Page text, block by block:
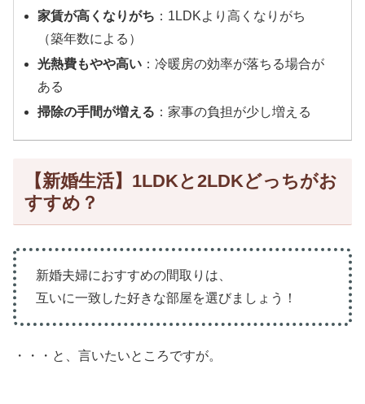
家賃が高くなりがち ：1LDKより高くなりがち
（築年数による）
光熱費もやや高い ：冷暖房の効率が落ちる場合が
ある
掃除の手間が増える ：家事の負担が少し増える
【新婚生活】1LDKと2LDKどっちがお
すすめ？
新婚夫婦におすすめの間取りは、
互いに一致した好きな部屋を選びましょう！
・・・と、言いたいところですが。